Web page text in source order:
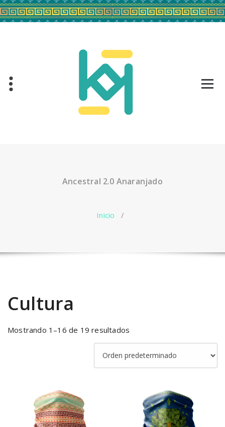
Saltar
al
Ancestral 2.0 Anaranjado
Inicio /
Cultura
Mostrando 1–16 de 19 resultados